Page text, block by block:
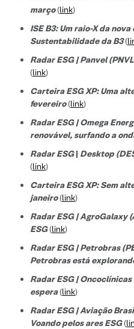
março(link)
ISE B3: Um raio-X da
Sustentabilidade da B3(
Radar ESG | Panvel
(link)
Carteira ESG XP: Uma
fevereiro(link)
Radar ESG | Omega
renovável, surfando a
Radar ESG| Desktop
(link)
Carteira ESG XP: Sem
janeiro(link)
Radar ESG | AgroGalaxy
ESG(link)
Radar ESG | Petrobras
Petrobras está
Radar ESG |
espera(link)
Radar ESG | Aviação
Voando pelos ares ESG(